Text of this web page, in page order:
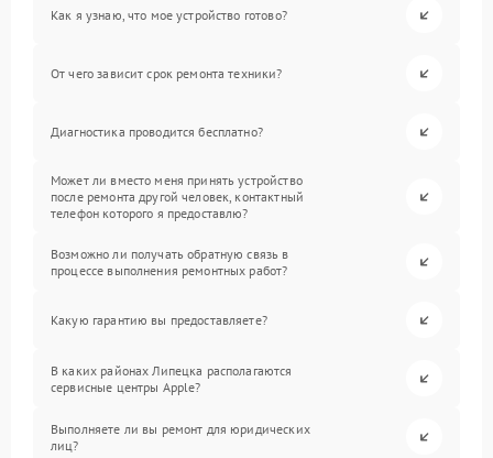
Как я узнаю, что мое устройство готово?
От чего зависит срок ремонта техники?
Диагностика проводится бесплатно?
Может ли вместо меня принять устройство
после ремонта другой человек, контактный
телефон которого я предоставлю?
Возможно ли получать обратную связь в
процессе выполнения ремонтных работ?
Какую гарантию вы предоставляете?
В каких районах Липецка располагаются
сервисные центры Apple?
Выполняете ли вы ремонт для юридических
лиц?